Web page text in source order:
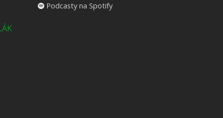
Podcasty na Spotify